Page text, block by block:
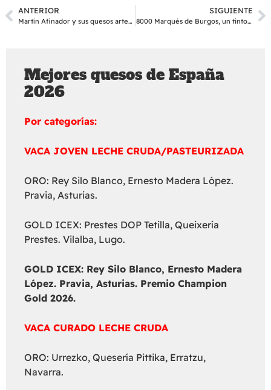
ANTERIOR
Martín Afinador y sus quesos artesanos
SIGUIENTE
8000 Marqués de Burgos, un tinto elegante y cautivador
Mejores quesos de España
2026
Por categorías:
VACA JOVEN LECHE CRUDA/PASTEURIZADA
ORO: Rey Silo Blanco, Ernesto Madera López.
Pravia, Asturias.
GOLD ICEX: Prestes DOP Tetilla, Queixería
Prestes. Vilalba, Lugo.
GOLD ICEX: Rey Silo Blanco, Ernesto Madera
López. Pravia, Asturias. Premio Champion
Gold 2026.
VACA CURADO LECHE CRUDA
ORO: Urrezko, Quesería Pittika, Erratzu,
Navarra.